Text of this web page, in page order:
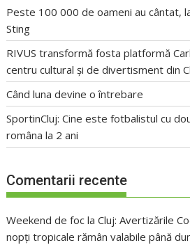
Peste 100 000 de oameni au cântat,
Sting
RIVUS transformă fosta platformă
centru cultural și de divertisment din
Când luna devine o întrebare
SportinCluj: Cine este fotbalistul cu
româna la 2 ani
Comentarii recente
Weekend de foc la Cluj: Avertizările
nopți tropicale rămân valabile până